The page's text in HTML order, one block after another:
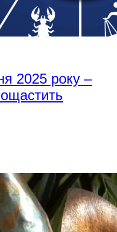
2025 року –